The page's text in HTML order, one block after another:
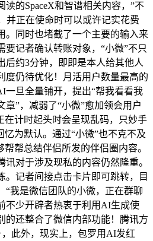
读的SpaceX和智谱相关内容，”不
并正在使命时可以或许记实花费
。同时也堵截了一个主要的输入来
要记者确认转账对象，“小微”不只
后约3分钟，即即是本人给其他人
度仍待优化！月活用户数量最高的
一旦全量铺开，提出“帮我看看我
章”，减弱了“小微”愈加领会用户
在计时起头时会呈现乱码，只妙手
忆为默认。通过“小微”也不克不及
帮总结伴侣所发的伴侣圈内容。
对于涉及现私的内容仍然隆重。
。记者间接点击卡片即可跳转，目
“我是微信团队的小微，正在群聊
不少开辟者热衷于利用AI生成使
的还整合了微信内部功能！腾讯方
此外，现实上，包罗用AI发红